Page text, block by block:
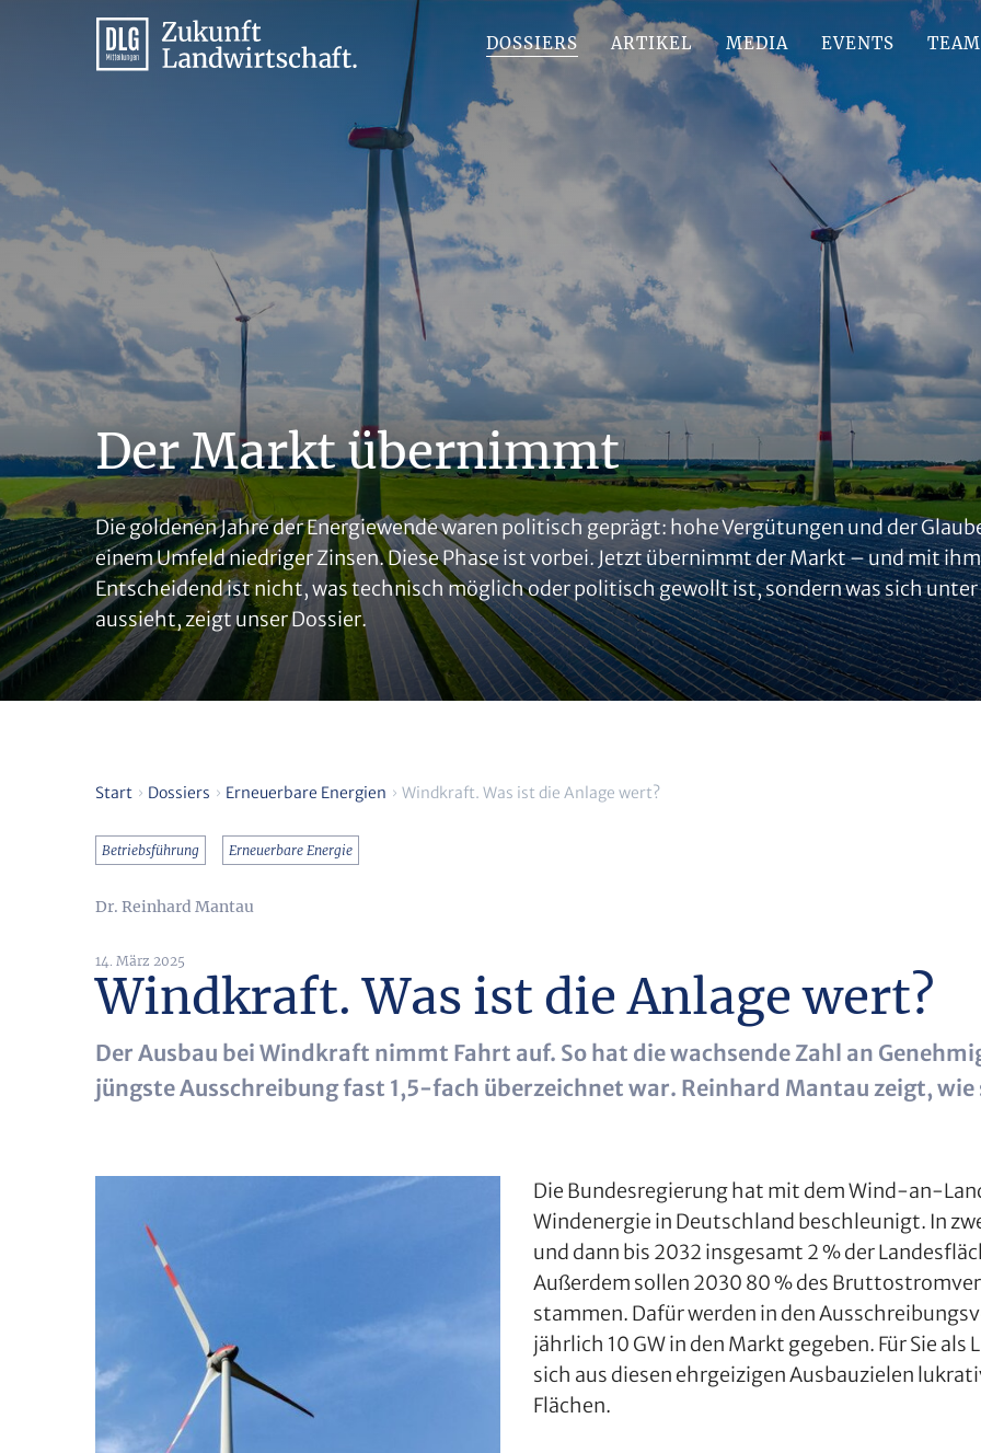
DOSSIERS ARTIKEL MEDIA EVENTS TEAM
Der Markt übernimmt
Die goldenen Jahre der Energiewende waren politisch geprägt: hohe Vergütungen und der
einem Umfeld niedriger Zinsen. Diese Phase ist vorbei. Jetzt übernimmt der Markt – und mit
Entscheidend ist nicht, was technisch möglich oder politisch gewollt ist, sondern was sich
aussieht, zeigt unser Dossier.
Start Dossiers Erneuerbare Energien Windkraft. Was ist die Anlage wert?
Betriebsführung Erneuerbare Energie
Dr. Reinhard Mantau
14. März 2025
Windkraft. Was ist die Anlage wert?
Der Ausbau bei Windkraft nimmt Fahrt auf. So hat die wachsende Zahl an
jüngste Ausschreibung fast 1,5-fach überzeichnet war. Reinhard Mantau zeigt,
Die Bundesregierung hat mit dem Wind-an-
Windenergie in Deutschland beschleunigt. In
und dann bis 2032 insgesamt 2 % der
Außerdem sollen 2030 80 % des
stammen. Dafür werden in den
jährlich 10 GW in den Markt ­gegeben. Für Sie
sich aus diesen ehrgeizigen Ausbauzielen
Flächen.